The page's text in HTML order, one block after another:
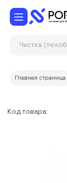
Чистка
Главная страница
Код товара: